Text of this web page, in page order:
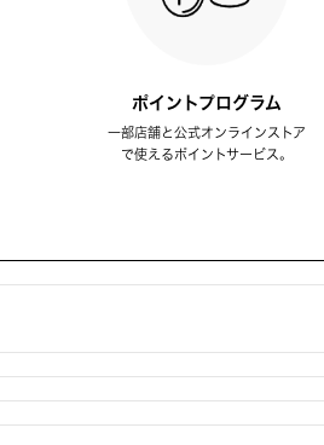
ポイントプログラム
一部店舗と公式オンラインストア
で使えるポイントサービス。